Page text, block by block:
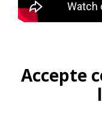
Accepte